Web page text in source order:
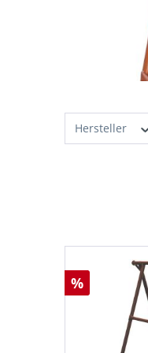
Hersteller
%